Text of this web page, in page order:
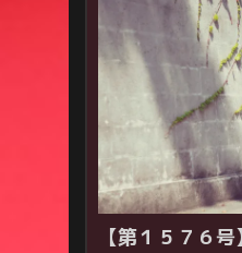
【第１５７６